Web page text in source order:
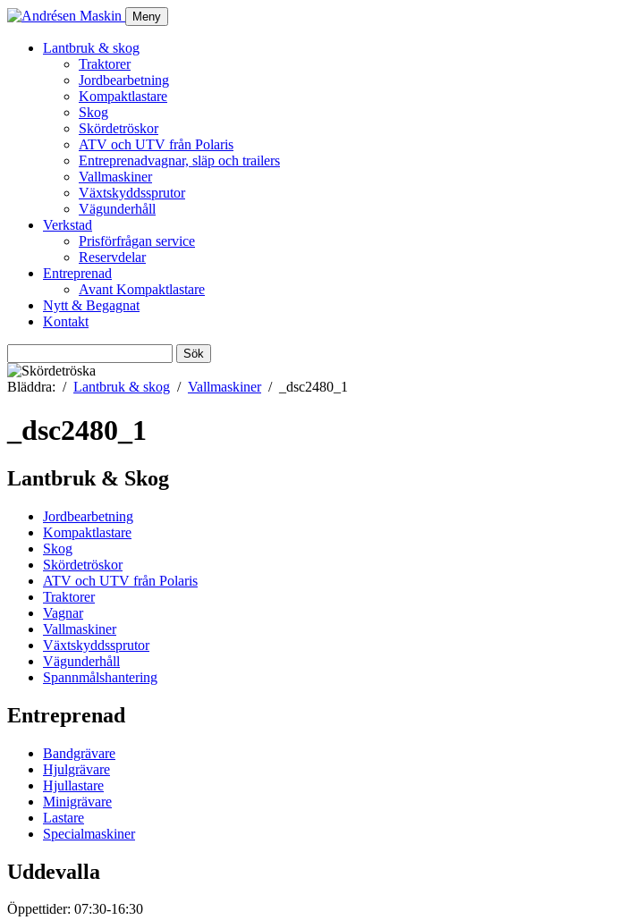
Meny
Lantbruk & skog
Traktorer
Jordbearbetning
Kompaktlastare
Skog
Skördetröskor
ATV och UTV från Polaris
Entreprenadvagnar, släp och trailers
Vallmaskiner
Växtskyddssprutor
Vägunderhåll
Verkstad
Prisförfrågan service
Reservdelar
Entreprenad
Avant Kompaktlastare
Nytt & Begagnat
Kontakt
efter:
Bläddra:
Lantbruk & skog Vallmaskiner _dsc2480_1
_dsc2480_1
Lantbruk & Skog
Jordbearbetning
Kompaktlastare
Skog
Skördetröskor
ATV och UTV från Polaris
Traktorer
Vagnar
Vallmaskiner
Växtskyddssprutor
Vägunderhåll
Spannmålshantering
Entreprenad
Bandgrävare
Hjulgrävare
Hjullastare
Minigrävare
Lastare
Specialmaskiner
Uddevalla
Öppettider: 07:30-16:30